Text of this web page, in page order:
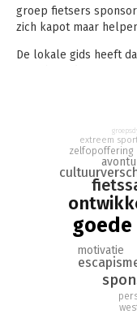
groep fietsers
zich kapot maar
De lokale gids heeft
doel zijn dé manier
ontwikkelingshulp.
Zoals in deze roman,
alledaagse leven met
een moment
weesmeisjes. Voor
iets om je motivatie
zelfopoffering
extreem